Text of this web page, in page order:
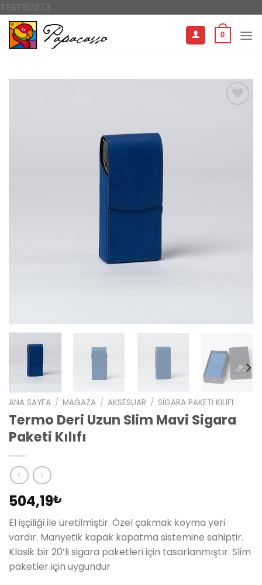
TEST80273
atla
0
ANA SAYFA / MAĞAZA / AKSESUAR / SIGARA PAKETI KILIFI
Termo Deri Uzun Slim Mavi Sigara
Paketi Kılıfı
504,19₺
El işçiliği ile üretilmiştir. Özel çakmak koyma yeri
vardır. Manyetik kapak kapatma sistemine sahiptir.
Klasik bir 20’li sigara paketleri için tasarlanmıştır. Slim
paketler için uygundur